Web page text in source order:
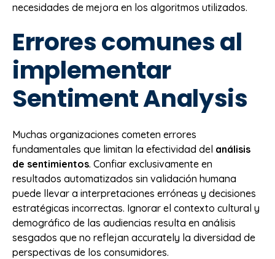
necesidades de mejora en los algoritmos utilizados.
Errores comunes al
implementar
Sentiment Analysis
Muchas organizaciones cometen errores
fundamentales que limitan la efectividad del análisis
de sentimientos. Confiar exclusivamente en
resultados automatizados sin validación humana
puede llevar a interpretaciones erróneas y decisiones
estratégicas incorrectas. Ignorar el contexto cultural y
demográfico de las audiencias resulta en análisis
sesgados que no reflejan accurately la diversidad de
perspectivas de los consumidores.